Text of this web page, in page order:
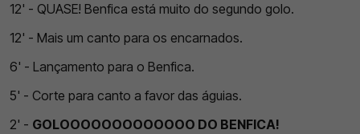
12' - QUASE! Benfica está muito do segundo golo.
12' - Mais um canto para os encarnados.
6' - Lançamento para o Benfica.
5' - Corte para canto a favor das águias.
2' - GOLOOOOOOOOOOOOO DO BENFICA!